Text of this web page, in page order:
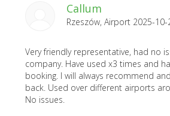
Callum
Rzeszów, Airport 2025-10-
Very friendly representative, had no
company. Have used x3 times and
booking. I will always recommend
back. Used over different airports
No issues.